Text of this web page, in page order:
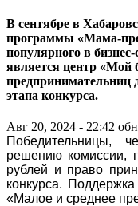
В сентябре в
программы «Мама-
популярного в
является центр «Мой
предпринимательниц
этапа конкурса.
Авг 20, 2024 - 22:42
Победительницы,
решению комиссии,
рублей и право
конкурса.
«Малое и среднее